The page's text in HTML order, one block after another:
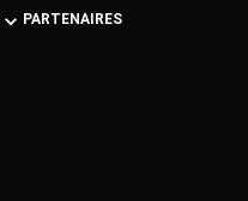
PARTENAIRES